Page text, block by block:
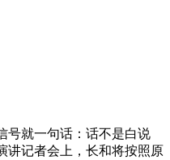
就一句话：话不是白说
讲记者会上，长和将按照原